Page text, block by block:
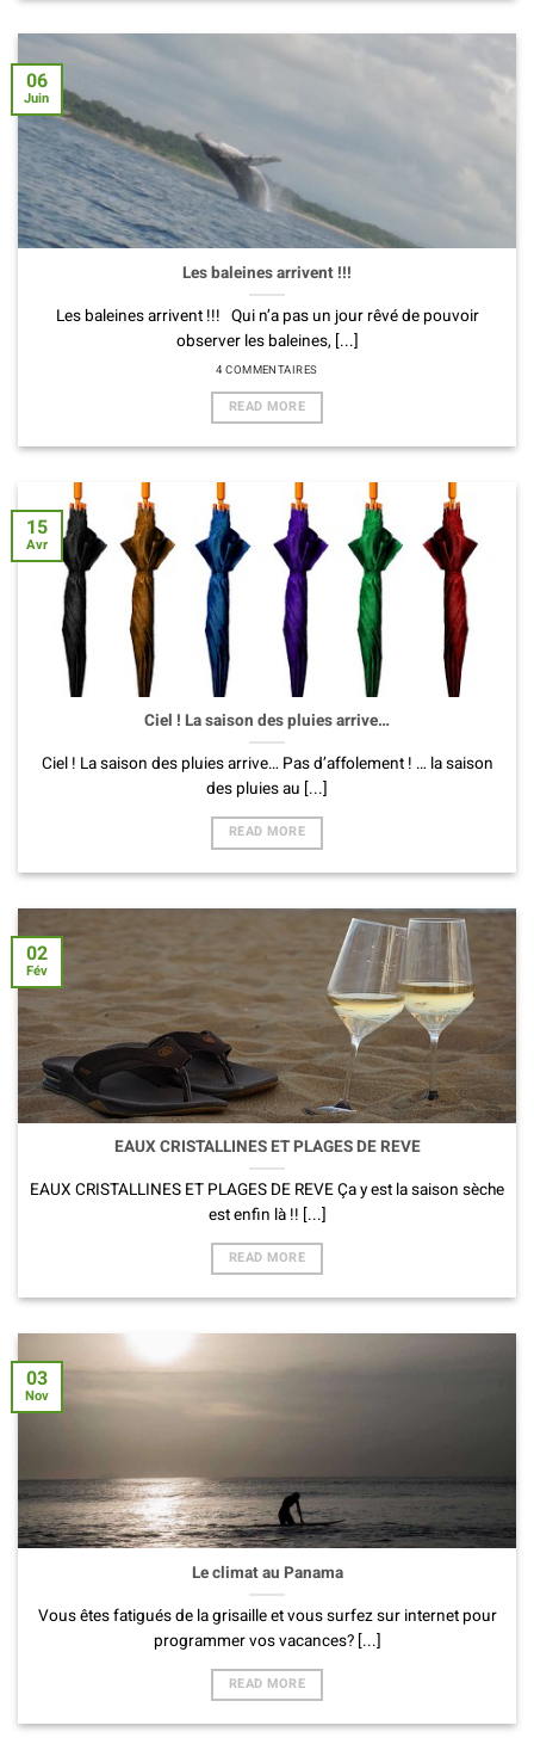
Les baleines arrivent !!!
Les baleines arrivent !!! Qui n’a pas un jour rêvé de pouvoir
observer les baleines, [...]
4 COMMENTAIRES
READ MORE
06
Juin
Ciel ! La saison des pluies arrive…
Ciel ! La saison des pluies arrive… Pas d’affolement ! … la saison
des pluies au [...]
READ MORE
15
Avr
EAUX CRISTALLINES ET PLAGES DE REVE
EAUX CRISTALLINES ET PLAGES DE REVE Ça y est la saison sèche
est enfin là !! [...]
READ MORE
02
Fév
Le climat au Panama
Vous êtes fatigués de la grisaille et vous surfez sur internet pour
programmer vos vacances? [...]
READ MORE
03
Nov